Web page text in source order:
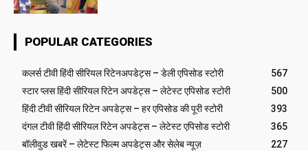
POPULAR CATEGORIES
कलर्स टीवी हिंदी सीरियल रिटेनअपडेट्स – डेली एपिसोड स्टोरी
567
स्टार प्लस हिंदी सीरियल रिटेन अपडेट्स – लेटेस्ट एपिसोड स्टोरी
500
हिंदी टीवी सीरियल रिटेन अपडेट्स – हर एपिसोड की पूरी स्टोरी
393
दंगल टीवी हिंदी सीरियल रिटेन अपडेट्स – लेटेस्ट एपिसोड स्टोरी
365
बॉलीवुड खबरें – लेटेस्ट फिल्म अपडेट्स और सेलेब न्यूज़
227